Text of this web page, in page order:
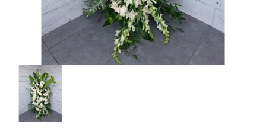
multimédia
dans
la
vue
de